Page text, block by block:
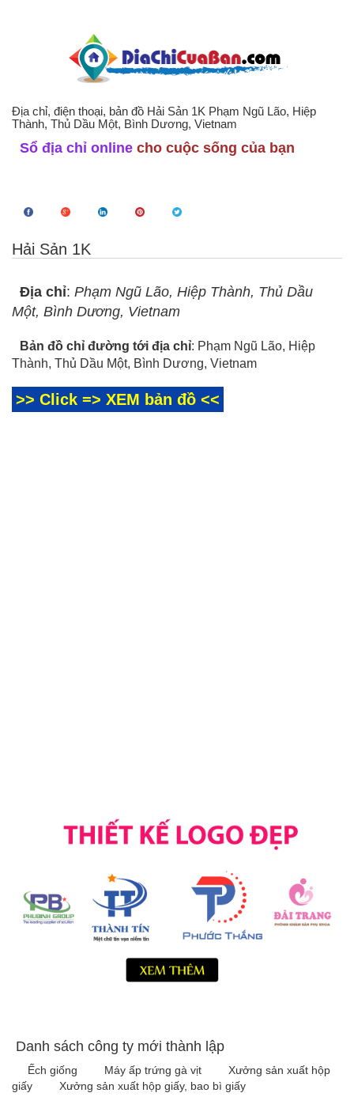
Địa chỉ, điện thoại, bản đồ Hải Sản 1K Phạm Ngũ Lão, Hiệp
Thành, Thủ Dầu Một, Bình Dương, Vietnam
Sổ địa chỉ online cho cuộc sống của bạn
Hải Sản 1K
Địa chỉ: Phạm Ngũ Lão, Hiệp Thành, Thủ Dầu
Một, Bình Dương, Vietnam
Bản đồ chỉ đường tới địa chỉ: Phạm Ngũ Lão, Hiệp
Thành, Thủ Dầu Một, Bình Dương, Vietnam
>> Click => XEM bản đồ <<
Danh sách công ty mới thành lập
Ếch giống Máy ấp trứng gà vịt
Xưởng sản xuất hộp
giấy
Xưởng sản xuất hộp giấy, bao bì giấy